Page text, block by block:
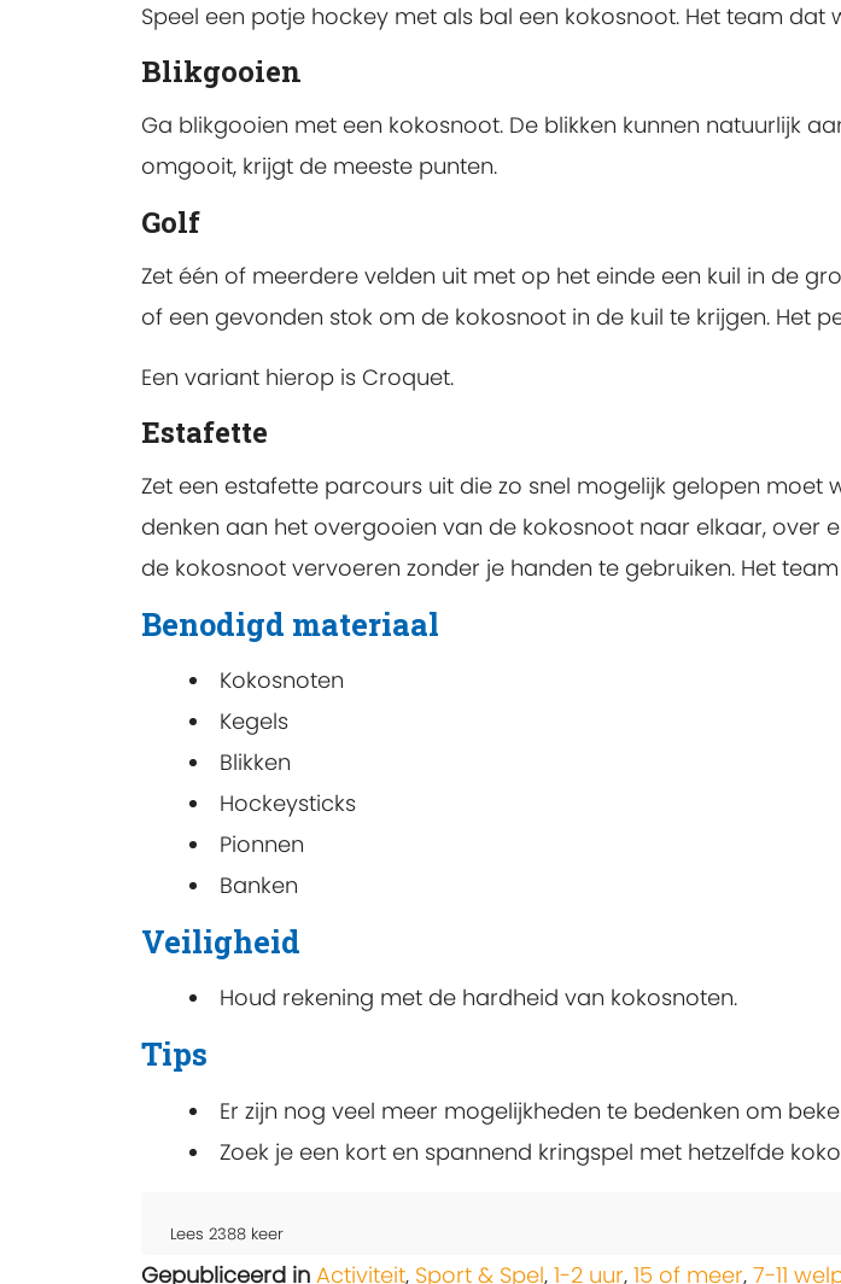
Speel een potje hockey met als bal een kokosnoot. Het team dat
Blikgooien
Ga blikgooien met een kokosnoot. De blikken kunnen natuurlijk
omgooit, krijgt de meeste punten.
Golf
Zet één of meerdere velden uit met op het einde een kuil in de
of een gevonden stok om de kokosnoot in de kuil te krijgen. Het
Een variant hierop is Croquet.
Estafette
Zet een estafette parcours uit die zo snel mogelijk gelopen moet
denken aan het overgooien van de kokosnoot naar elkaar, over
de kokosnoot vervoeren zonder je handen te gebruiken. Het
Benodigd materiaal
Kokosnoten
Kegels
Blikken
Hockeysticks
Pionnen
Banken
Veiligheid
Houd rekening met de hardheid van kokosnoten.
Tips
Er zijn nog veel meer mogelijkheden te bedenken om
Zoek je een kort en spannend kringspel met hetzelfde
Lees 2388 keer
Gepubliceerd in Activiteit, Sport & Spel, 1-2 uur, 15 of meer, 7-11